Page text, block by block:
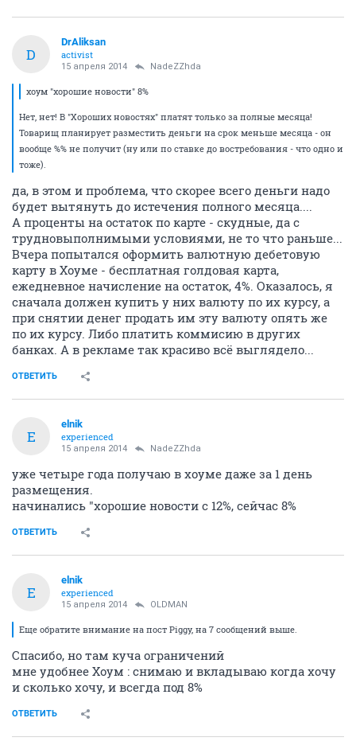
D
DrAliksan
activist
15 апреля 2014 NadeZZhda
хоум "хорошие новости" 8%
Нет, нет! В "Хороших новостях" платят только за полные месяца!
Товарищ планирует разместить деньги на срок меньше месяца - он
вообще %% не получит (ну или по ставке до востребования - что одно и
тоже).
да, в этом и проблема, что скорее всего деньги надо
будет вытянуть до истечения полного месяца....
А проценты на остаток по карте - скудные, да с
трудновыполнимыми условиями, не то что раньше...
Вчера попытался оформить валютную дебетовую
карту в Хоуме - бесплатная голдовая карта,
ежедневное начисление на остаток, 4%. Оказалось, я
сначала должен купить у них валюту по их курсу, а
при снятии денег продать им эту валюту опять же
по их курсу. Либо платить коммисию в других
банках. А в рекламе так красиво всё выглядело...
ОТВЕТИТЬ
E
elnik
experienced
15 апреля 2014 NadeZZhda
уже четыре года получаю в хоуме даже за 1 день
размещения.
начинались "хорошие новости с 12%, сейчас 8%
ОТВЕТИТЬ
E
elnik
experienced
15 апреля 2014 OLDMAN
Еще обратите внимание на пост Piggy, на 7 сообщений выше.
Спасибо, но там куча ограничений
мне удобнее Хоум : снимаю и вкладываю когда хочу
и сколько хочу, и всегда под 8%
ОТВЕТИТЬ